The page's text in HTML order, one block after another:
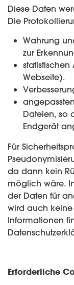
Diese Daten
Die
Wahrung
zur
Webseite).
Dateien, so
Endgerät
Für
da dann kein
möglich wäre.
der Daten für
wird auch keine
Informationen
Erforderliche